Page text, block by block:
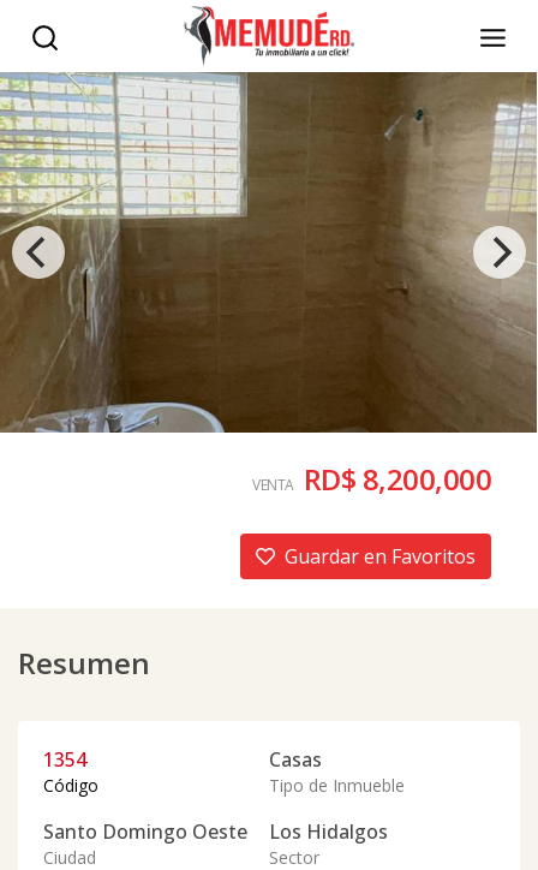
VENTA RD$ 8,200,000
Guardar en Favoritos
Resumen
1354
Código
Casas
Tipo de Inmueble
Santo Domingo Oeste
Ciudad
Los Hidalgos
Sector